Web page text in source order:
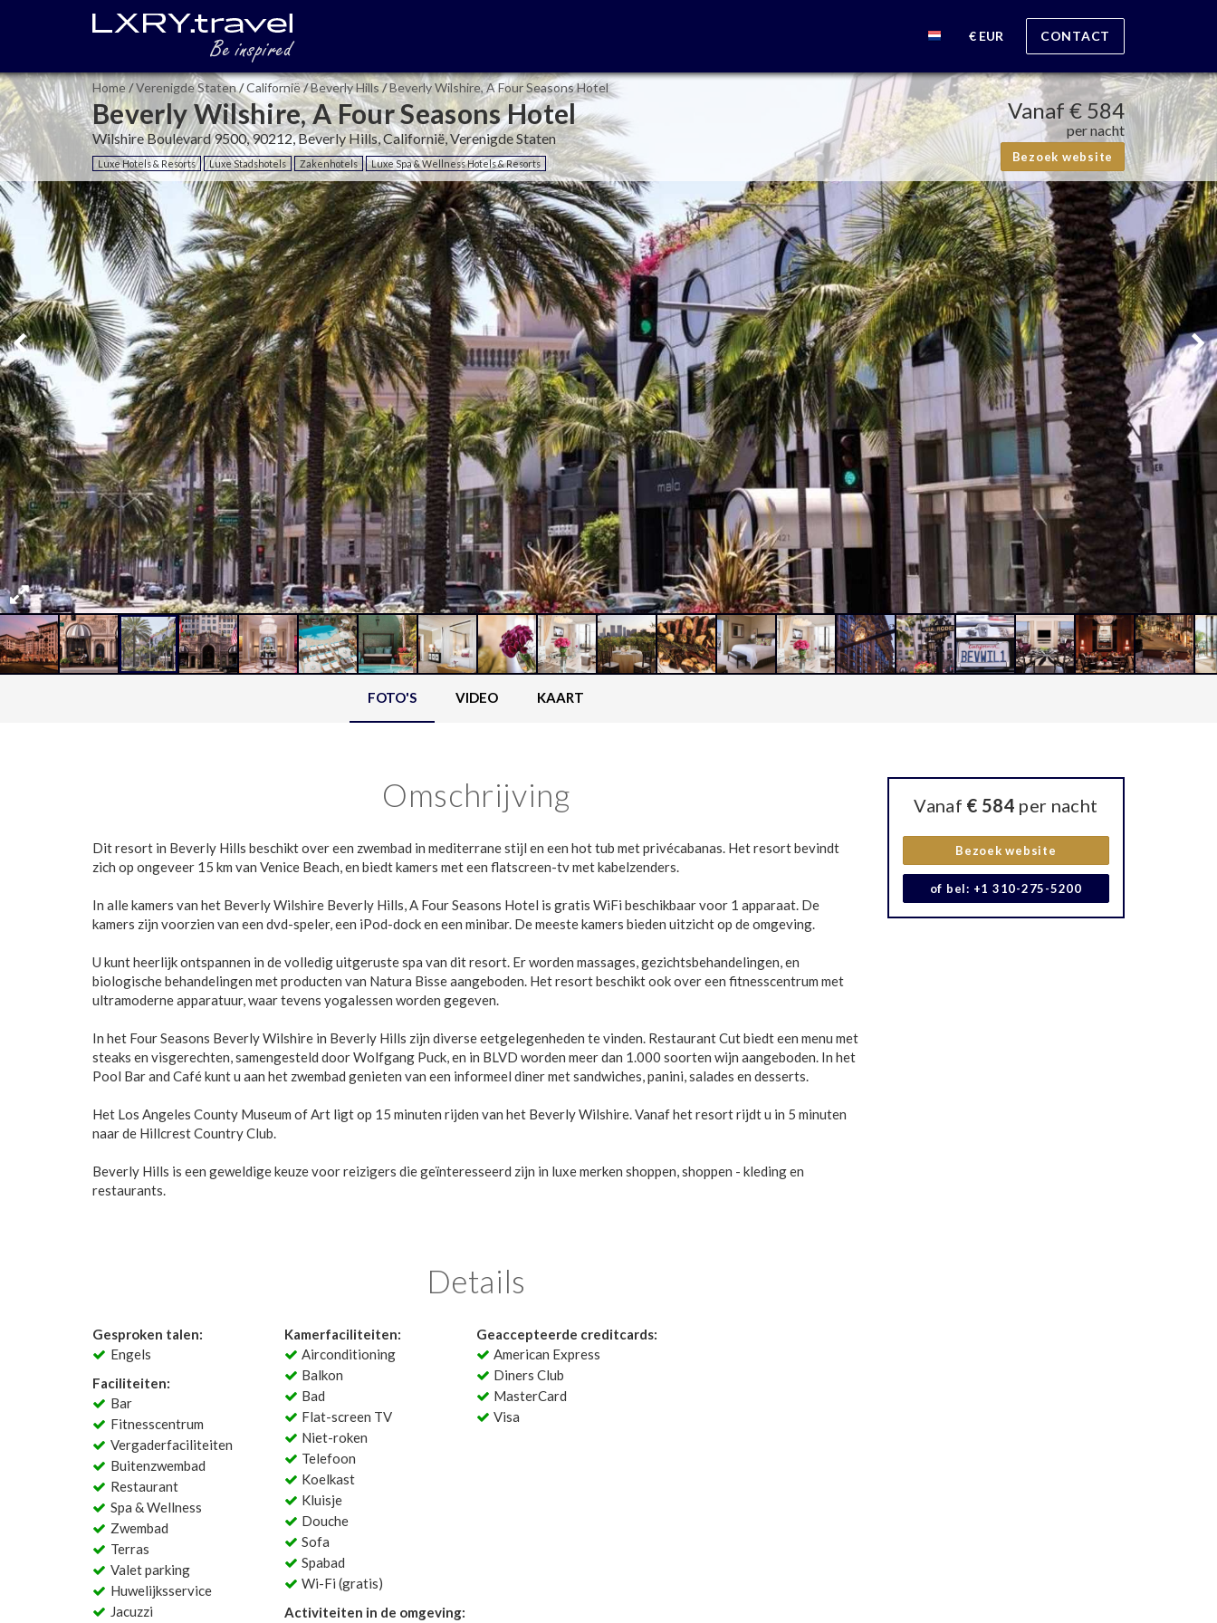
€ EUR CONTACT
Home/Verenigde Staten/Californië/Beverly Hills /Beverly Wilshire, A Four Seasons Hotel
Beverly Wilshire, A Four Seasons Hotel
Wilshire Boulevard 9500, 90212, Beverly Hills, Californië, Verenigde Staten
Luxe Hotels & Resorts Luxe Stadshotels Zakenhotels Luxe Spa & Wellness Hotels & Resorts
Vanaf € 584
per nacht
Bezoek website
FOTO'S VIDEO KAART
Vanaf € 584 per nacht
Bezoek website
of bel: +1 310-275-5200
Omschrijving
Dit resort in Beverly Hills beschikt over een zwembad in mediterrane stijl en een hot tub met privécabanas. Het resort bevindt
zich op ongeveer 15 km van Venice Beach, en biedt kamers met een flatscreen-tv met kabelzenders.
In alle kamers van het Beverly Wilshire Beverly Hills, A Four Seasons Hotel is gratis WiFi beschikbaar voor 1 apparaat. De
kamers zijn voorzien van een dvd-speler, een iPod-dock en een minibar. De meeste kamers bieden uitzicht op de omgeving.
U kunt heerlijk ontspannen in de volledig uitgeruste spa van dit resort. Er worden massages, gezichtsbehandelingen, en
biologische behandelingen met producten van Natura Bisse aangeboden. Het resort beschikt ook over een fitnesscentrum met
ultramoderne apparatuur, waar tevens yogalessen worden gegeven.
In het Four Seasons Beverly Wilshire in Beverly Hills zijn diverse eetgelegenheden te vinden. Restaurant Cut biedt een menu met
steaks en visgerechten, samengesteld door Wolfgang Puck, en in BLVD worden meer dan 1.000 soorten wijn aangeboden. In het
Pool Bar and Café kunt u aan het zwembad genieten van een informeel diner met sandwiches, panini, salades en desserts.
Het Los Angeles County Museum of Art ligt op 15 minuten rijden van het Beverly Wilshire. Vanaf het resort rijdt u in 5 minuten
naar de Hillcrest Country Club.
Beverly Hills is een geweldige keuze voor reizigers die geïnteresseerd zijn in luxe merken shoppen, shoppen - kleding en
restaurants.
Details
Gesproken talen:
Engels
Faciliteiten:
Bar
Fitnesscentrum
Vergaderfaciliteiten
Buitenzwembad
Restaurant
Spa & Wellness
Zwembad
Terras
Valet parking
Huwelijksservice
Jacuzzi
Kamerfaciliteiten:
Airconditioning
Balkon
Bad
Flat-screen TV
Niet-roken
Telefoon
Koelkast
Kluisje
Douche
Sofa
Spabad
Wi-Fi (gratis)
Activiteiten in de omgeving:
Geaccepteerde creditcards:
American Express
Diners Club
MasterCard
Visa